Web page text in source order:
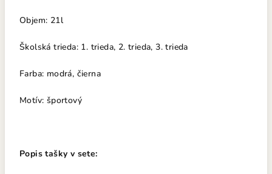
Objem: 21l
Školská trieda: 1. trieda, 2. trieda, 3. trieda
Farba: modrá, čierna
Motív: športový
Popis tašky v sete: